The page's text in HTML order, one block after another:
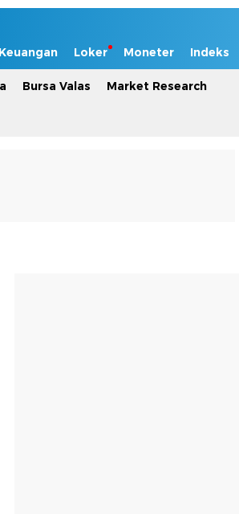
Loker Moneter Indeks
Bursa Valas Market Research